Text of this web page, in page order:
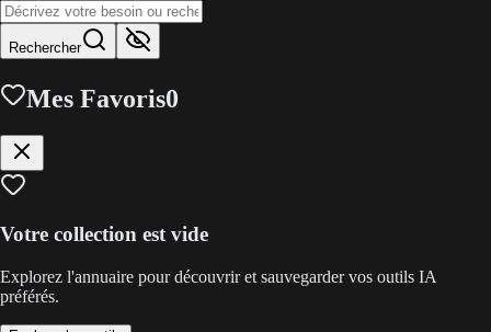
Rechercher
Mes Favoris0
Votre collection est vide
Explorez l'annuaire pour découvrir et sauvegarder vos outils IA
préférés.